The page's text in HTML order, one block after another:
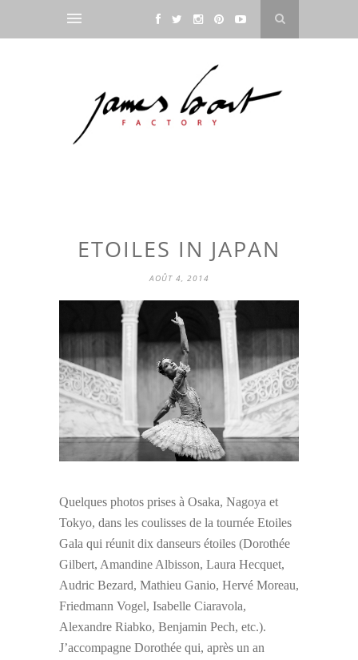
ETOILES IN JAPAN
AOÛT 4, 2014
Quelques photos prises à Osaka, Nagoya et
Tokyo, dans les coulisses de la tournée Etoiles
Gala qui réunit dix danseurs étoiles (Dorothée
Gilbert, Amandine Albisson, Laura Hecquet,
Audric Bezard, Mathieu Ganio, Hervé Moreau,
Friedmann Vogel, Isabelle Ciaravola,
Alexandre Riabko, Benjamin Pech, etc.).
J’accompagne Dorothée qui, après un an